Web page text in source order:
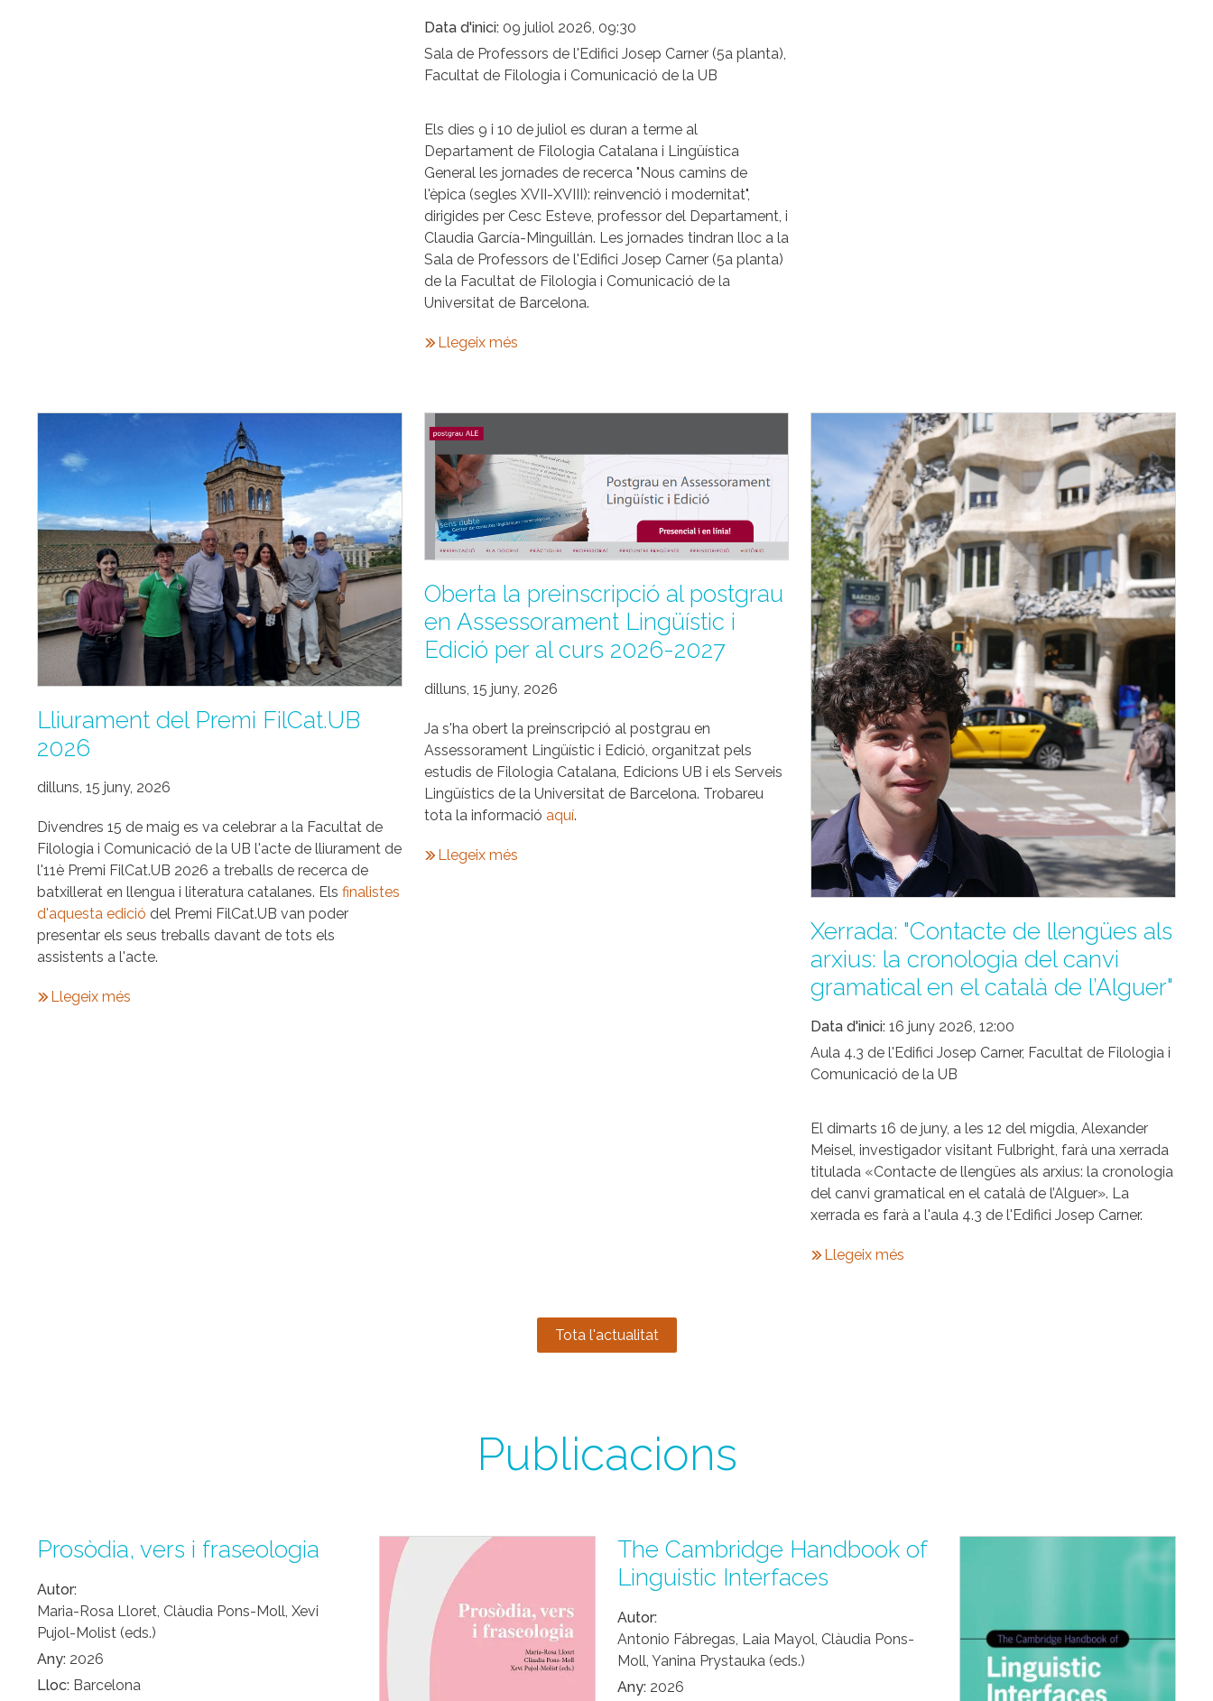
Data d'inici 09 juliol 2026, 09:30
Sala de Professors de l'Edifici Josep Carner (5a planta),
Facultat de Filologia i Comunicació de la UB
Els dies 9 i 10 de juliol es duran a terme al
Departament de Filologia Catalana i Lingüística
General les jornades de recerca "Nous camins de
l'èpica (segles XVII-XVIII): reinvenció i modernitat",
dirigides per Cesc Esteve, professor del Departament, i
Claudia García-Minguillán. Les jornades tindran lloc a la
Sala de Professors de l'Edifici Josep Carner (5a planta)
de la Facultat de Filologia i Comunicació de la
Universitat de Barcelona.
Llegeix més
Lliurament del Premi FilCat.UB
2026
dilluns, 15 juny, 2026
Divendres 15 de maig es va celebrar a la Facultat de
Filologia i Comunicació de la UB l'acte de lliurament de
l'11è Premi FilCat.UB 2026 a treballs de recerca de
batxillerat en llengua i literatura catalanes. Els finalistes
d'aquesta edició del Premi FilCat.UB van poder
presentar els seus treballs davant de tots els
assistents a l'acte.
Llegeix més
Oberta la preinscripció al postgrau
en Assessorament Lingüístic i
Edició per al curs 2026-2027
dilluns, 15 juny, 2026
Ja s'ha obert la preinscripció al postgrau en
Assessorament Lingüístic i Edició, organitzat pels
estudis de Filologia Catalana, Edicions UB i els Serveis
Lingüístics de la Universitat de Barcelona. Trobareu
tota la informació aquí.
Llegeix més
Xerrada: "Contacte de llengües als
arxius: la cronologia del canvi
gramatical en el català de l’Alguer"
Data d'inici 16 juny 2026, 12:00
Aula 4.3 de l'Edifici Josep Carner, Facultat de Filologia i
Comunicació de la UB
El dimarts 16 de juny, a les 12 del migdia, Alexander
Meisel, investigador visitant Fulbright, farà una xerrada
titulada «Contacte de llengües als arxius: la cronologia
del canvi gramatical en el català de l’Alguer». La
xerrada es farà a l'aula 4.3 de l'Edifici Josep Carner.
Llegeix més
Tota l'actualitat
Publicacions
Prosòdia, vers i fraseologia
Autor
Maria-Rosa Lloret, Clàudia Pons-Moll, Xevi
Pujol-Molist (eds.)
Any 2026
Lloc Barcelona
The Cambridge Handbook of
Linguistic Interfaces
Autor
Antonio Fábregas, Laia Mayol, Clàudia Pons-
Moll, Yanina Prystauka (eds.)
Any 2026